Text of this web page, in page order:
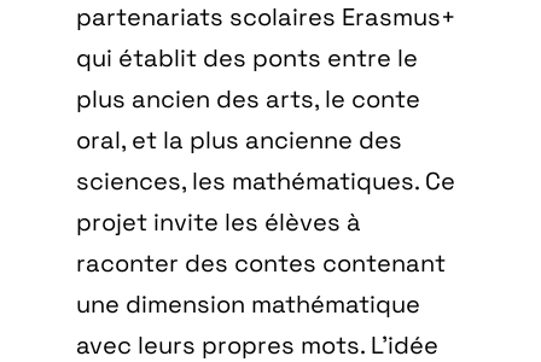
partenariats scolaires Erasmus+
qui établit des ponts entre le
plus ancien des arts, le conte
oral, et la plus ancienne des
sciences, les mathématiques. Ce
projet invite les élèves à
raconter des contes contenant
une dimension mathématique
avec leurs propres mots. L’idée